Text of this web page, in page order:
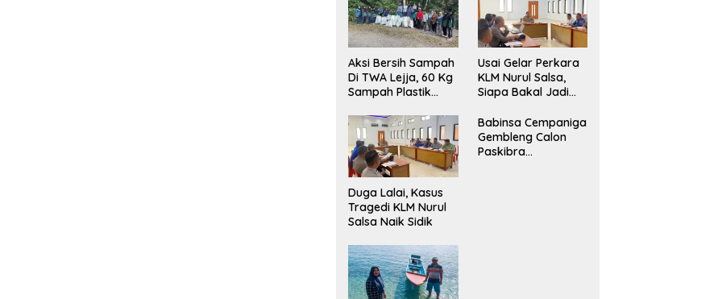
Aksi Bersih Sampah
Di TWA Lejja, 60 Kg
Sampah Plastik
‎Usai Gelar Perkara
KLM Nurul Salsa,
Siapa Bakal Jadi
Duga Lalai, Kasus
Tragedi KLM Nurul
Salsa Naik Sidik
Babinsa Cempaniga
Gembleng Calon
Paskibra